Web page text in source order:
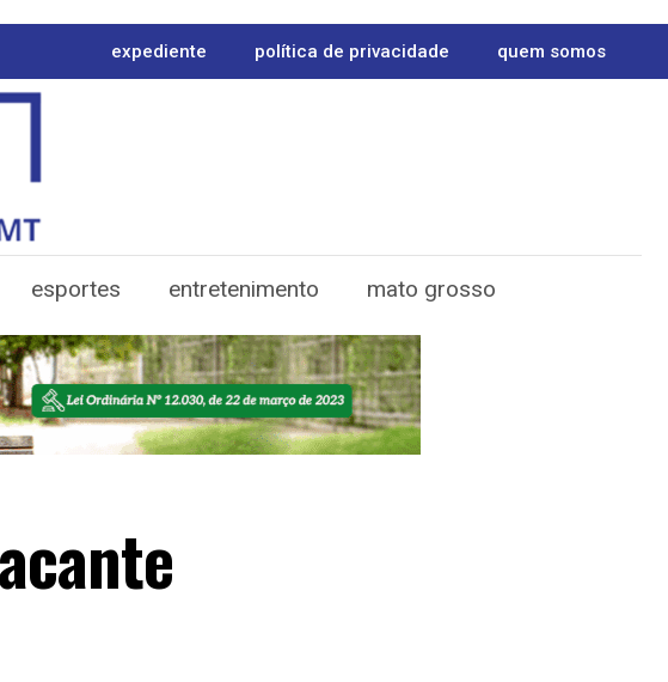
expediente política de privacidade quem somos
esportes entretenimento mato grosso